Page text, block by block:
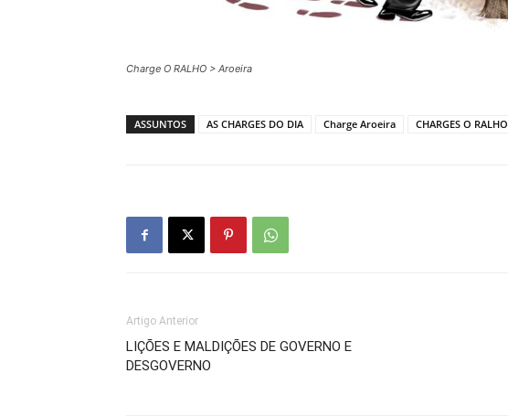
Charge O RALHO > Aroeira
ASSUNTOS AS CHARGES DO DIA Charge Aroeira CHARGES O RALHO
Artigo Anterior
LIÇÕES E MALDIÇÕES DE GOVERNO E
DESGOVERNO